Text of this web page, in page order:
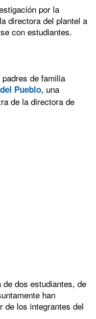
por la
directora del plantel a
con estudiantes.
de familia
Pueblo, una
de la directora de
dos estudiantes, de
han
de los integrantes del